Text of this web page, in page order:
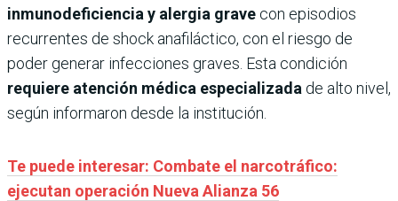
inmunodeficiencia y alergia grave con episodios
recurrentes de shock anafiláctico, con el riesgo de
poder generar infecciones graves. Esta condición
requiere atención médica especializada de alto nivel,
según informaron desde la institución.
Te puede interesar: Combate el narcotráfico:
ejecutan operación Nueva Alianza 56